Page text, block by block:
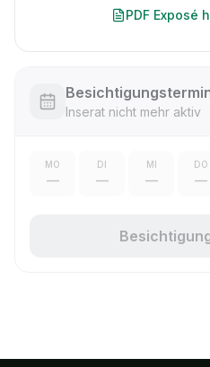
PDF Exposé
Inserat nicht mehr aktiv
MO
—
DI
—
MI
—
DO
—